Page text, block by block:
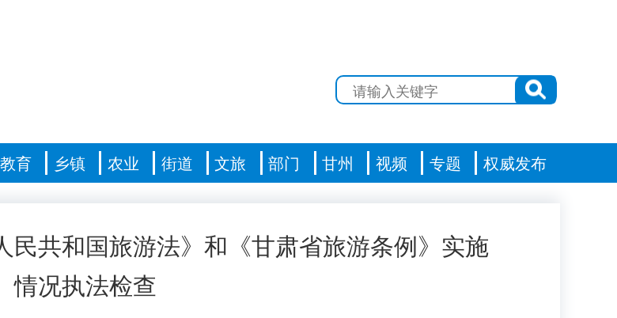
教育 乡镇 农业 街道 文旅 部门 甘州 视频 专题 权威发布
民共和国旅游法》和《甘肃省旅游条例》实施
情况执法检查